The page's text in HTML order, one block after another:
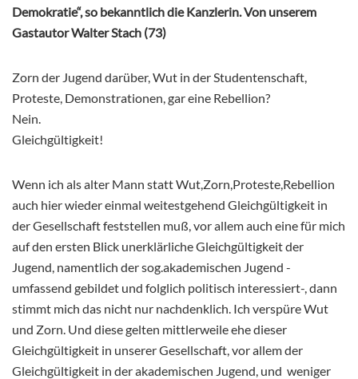
Demokratie“, so bekanntlich die Kanzlerin. Von unserem
Gastautor Walter Stach (73)
Zorn der Jugend darüber, Wut in der Studentenschaft,
Proteste, Demonstrationen, gar eine Rebellion?
Nein.
Gleichgültigkeit!
Wenn ich als alter Mann statt Wut,Zorn,Proteste,Rebellion
auch hier wieder einmal weitestgehend Gleichgültigkeit in
der Gesellschaft feststellen muß, vor allem auch eine für mich
auf den ersten Blick unerklärliche Gleichgültigkeit der
Jugend, namentlich der sog.akademischen Jugend -
umfassend gebildet und folglich politisch interessiert-, dann
stimmt mich das nicht nur nachdenklich. Ich verspüre Wut
und Zorn. Und diese gelten mittlerweile ehe dieser
Gleichgültigkeit in unserer Gesellschaft, vor allem der
Gleichgültigkeit in der akademischen Jugend, und weniger